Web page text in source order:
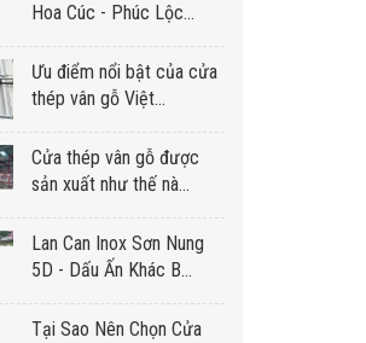
Hoa Cúc - Phúc Lộc...
Ưu điểm nổi bật của cửa
thép vân gỗ Việt...
Cửa thép vân gỗ được
sản xuất như thế nà...
Lan Can Inox Sơn Nung
5D - Dấu Ấn Khác B...
Tại Sao Nên Chọn Cửa